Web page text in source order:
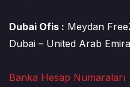
Dubai Ofis : Meydan
Dubai – United Arab
Banka Hesap Numaraları